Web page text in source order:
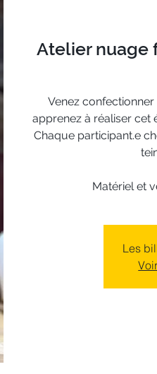
Atelier nuage
Venez
apprenez à réaliser cet
Chaque participant.e
Matériel et
Les